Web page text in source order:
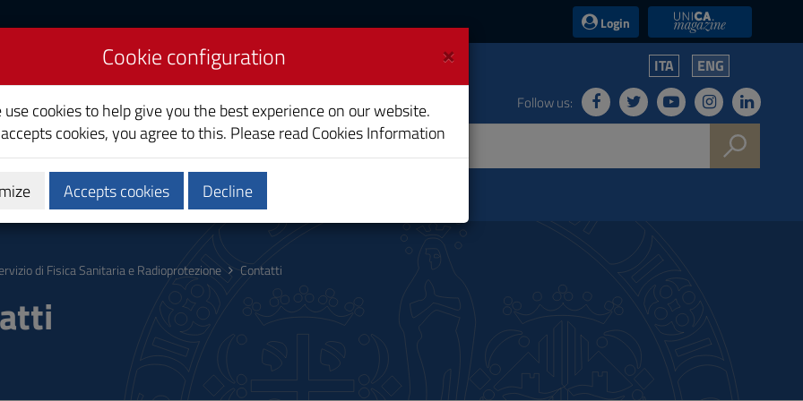
Login UniCA News
e
ITA ENG
Follow us:
di Fisica Sanitaria e Radioprotezione Contatti
×
Cookie configuration
use cookies to help give you the best experience on our website.
cookies, you agree to this. Please read Cookies Information
Accepts cookies Decline